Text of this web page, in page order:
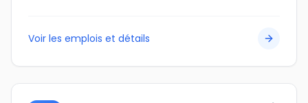
Voir les emplois et détails